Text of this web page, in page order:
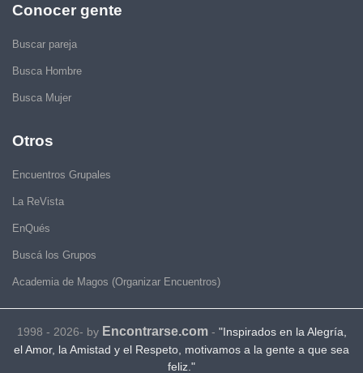
Conocer gente
Buscar pareja
Busca Hombre
Busca Mujer
Otros
Encuentros Grupales
La ReVista
EnQués
Buscá los Grupos
Academia de Magos (Organizar Encuentros)
1998 - 2026- by Encontrarse.com- "Inspirados en la Alegría,
el Amor, la Amistad y el Respeto, motivamos a la gente a que sea
feliz."